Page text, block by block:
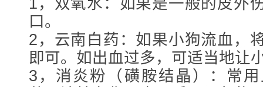
1，双氧水：如果是一般的皮外
口。
2，云南白药：如果小狗流血，
即可。如出血过多，可适当地让
3，消炎粉（磺胺结晶）：常